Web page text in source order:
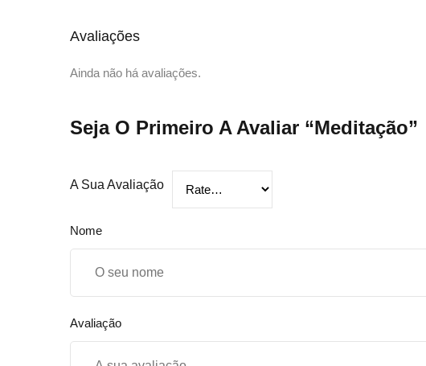
Avaliações
Ainda não há avaliações.
Seja O Primeiro A Avaliar “Meditação”
A Sua Avaliação
Nome
Avaliação